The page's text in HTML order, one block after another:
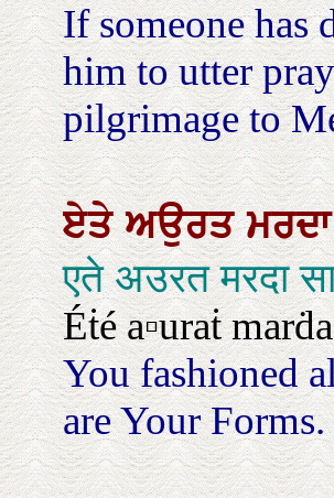
If someone has
him to utter
pilgrimage to
ਏਤੇਅਉਰਤ
एते अउरत मरदा
Éṫé a▫uraṫ
You fashioned
are Your Forms.